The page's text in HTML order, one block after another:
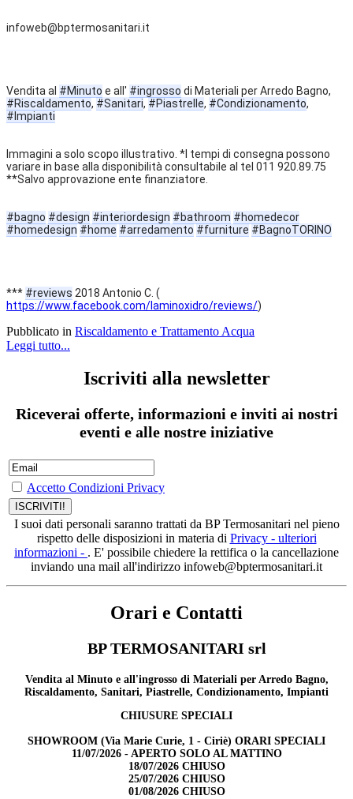
infoweb@bptermosanitari.it
Vendita al #Minuto e all' #ingrosso
#Riscaldamento, #Sanitari, #Piastrelle, #Condizionamento
#Impianti
Immagini a solo scopo illustrativo. *I tempi di consegna possono
variare in base alla disponibilità consultabile al tel 011 920.89.75
**Salvo approvazione ente finanziatore.
#bagno #design #interiordesign #bathroom #homedecor
#homedesign #home #arredamento #furniture #BagnoTORINO
*** #reviews
https://www.facebook.com/laminoxidro/reviews/)
Pubblicato in Riscaldamento e Trattamento Acqua
Leggi tutto...
Iscriviti alla newsletter
Riceverai offerte, informazioni e inviti ai nostri
eventi e alle nostre iniziative
Accetto Condizioni Privacy
I suoi dati personali saranno trattati da BP Termosanitari nel pieno
rispetto delle disposizioni in materia di Privacy - ulteriori
informazioni - . E' possibile chiedere la rettifica o la cancellazione
inviando una mail all'indirizzo infoweb@bptermosanitari.it
Orari e Contatti
BP TERMOSANITARI srl
Vendita al Minuto e all'ingrosso di Materiali per Arredo Bagno,
Riscaldamento, Sanitari, Piastrelle, Condizionamento, Impianti
CHIUSURE SPECIALI
SHOWROOM (Via Marie Curie, 1 - Ciriè) ORARI SPECIALI
11/07/2026 - APERTO SOLO AL MATTINO
18/07/2026 CHIUSO
25/07/2026 CHIUSO
01/08/2026 CHIUSO